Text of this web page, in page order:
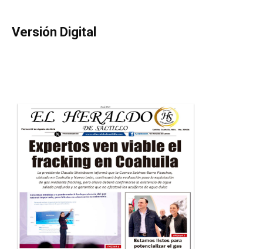
Versión Digital